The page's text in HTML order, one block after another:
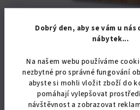
Dobrý den, aby se vám u
nábytek...
Na našem webu používáme
nezbytné pro správné fungování
abyste si mohli vložit zboží do
pomáhají vylepšovat
návštěvnost a zobrazovat
Zrcadlo 75x55 PR 10
2 768,60 Kč bez DPH
3 350 Kč
Skladem
Průměrné